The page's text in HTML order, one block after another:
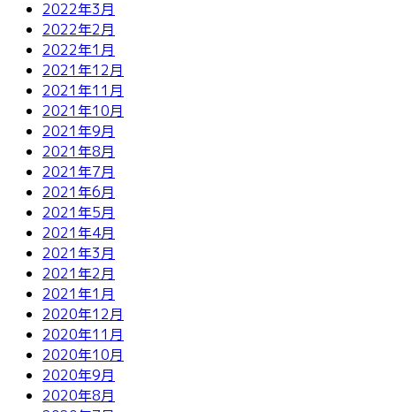
2022年3月
2022年2月
2022年1月
2021年12月
2021年11月
2021年10月
2021年9月
2021年8月
2021年7月
2021年6月
2021年5月
2021年4月
2021年3月
2021年2月
2021年1月
2020年12月
2020年11月
2020年10月
2020年9月
2020年8月